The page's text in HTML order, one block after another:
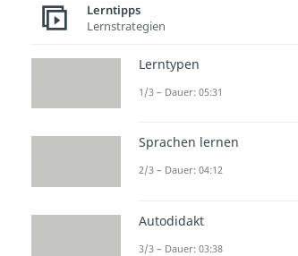
Lerntipps
Lernstrategien
Lerntypen
1/3 – Dauer: 05:31
Sprachen lernen
2/3 – Dauer: 04:12
Autodidakt
3/3 – Dauer: 03:38